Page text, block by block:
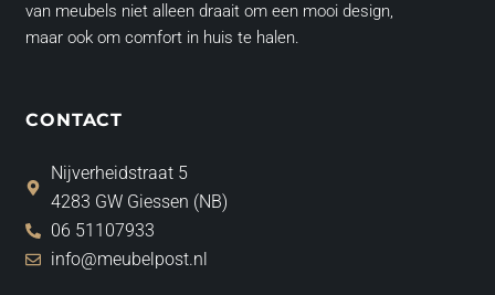
van meubels niet alleen draait om een mooi design,
maar ook om comfort in huis te halen.
CONTACT
Nijverheidstraat 5
4283 GW Giessen (NB)
06 51107933
info@meubelpost.nl